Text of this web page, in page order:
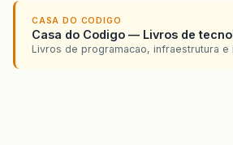
CASA DO CODIGO
Casa do Codigo — Livros de
Livros de programacao, infraestrutura e